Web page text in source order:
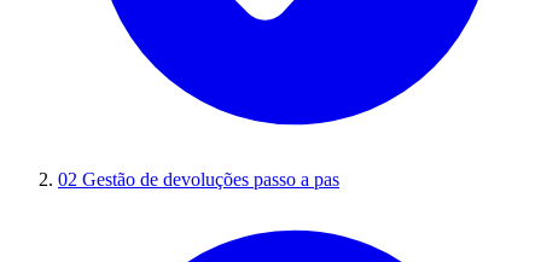
02 Gestão de devoluções passo a pas